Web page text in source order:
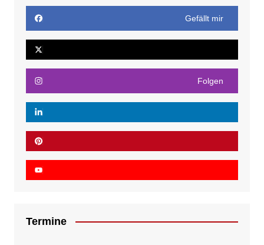
Gefällt mir
Folgen
Termine